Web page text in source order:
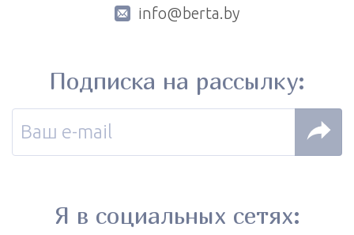
info@berta.by
Подписка на рассылку:
Я в социальных сетях: